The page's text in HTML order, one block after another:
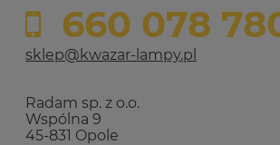
660 078
sklep@kwazar-lampy.pl
Radam sp. z o.o.
Wspólna 9
45-831 Opole